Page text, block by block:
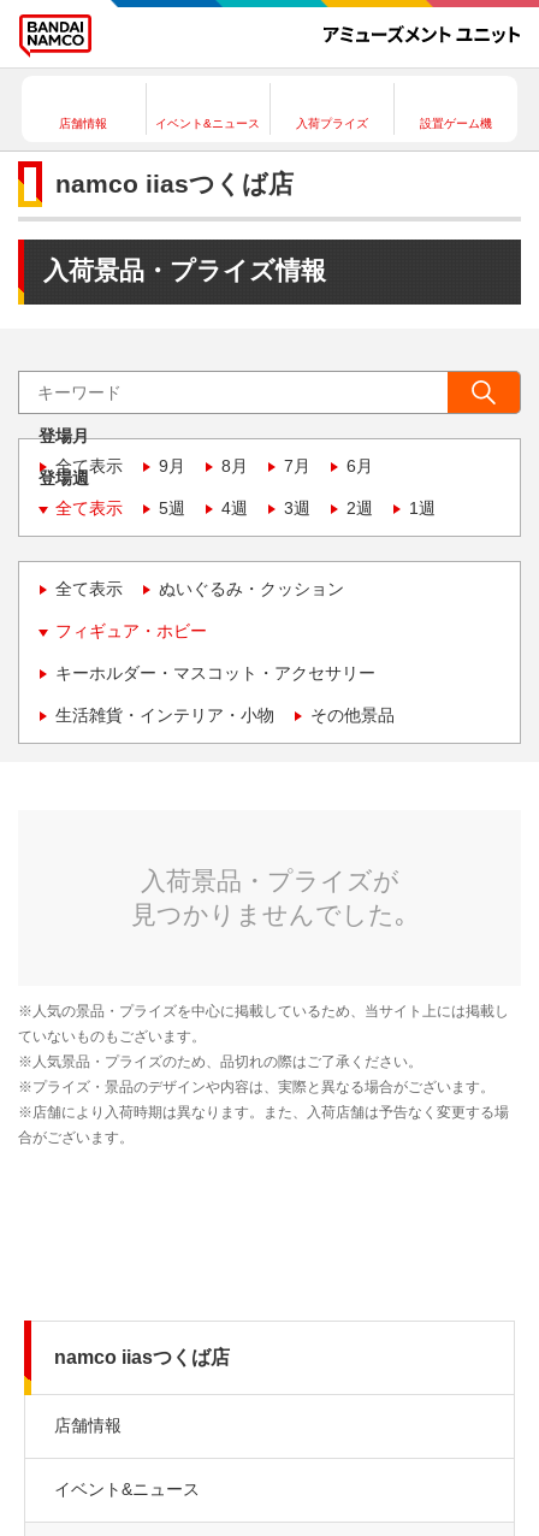
店舗情報 イベント&ニュース 入荷プライズ 設置ゲーム機
namco iiasつくば店
入荷景品・プライズ情報
登場月
全て表示
9月 8月 7月 6月
登場週
全て表示
5週 4週 3週 2週 1週
全て表示 ぬいぐるみ・クッション
フィギュア・ホビー
キーホルダー・マスコット・アクセサリー
生活雑貨・インテリア・小物 その他景品
namco iiasつくば店
店舗情報
イベント&ニュース